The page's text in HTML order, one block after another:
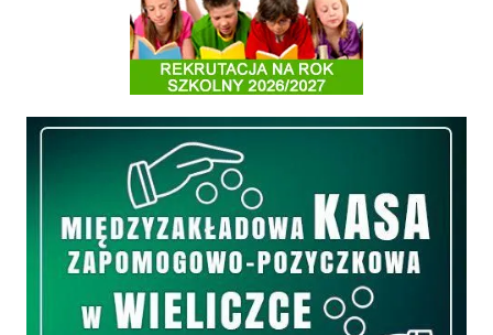
Międzyzakładowa Kasa Zapomogowo - Pożyczkowa